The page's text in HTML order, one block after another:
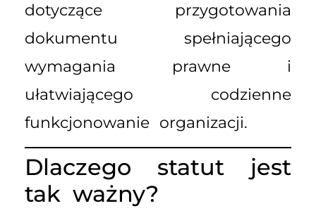
dotyczące przygotowania
dokumentu spełniającego
wymagania prawne i
ułatwiającego codzienne
funkcjonowanie organizacji.
Dlaczego statut jest
tak ważny?